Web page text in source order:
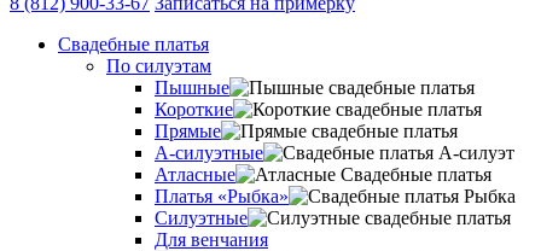
Свадебные платья
По силуэтам
Пышные
Короткие
Прямые
А-силуэтные
Атласные
Платья «Рыбка»
Силуэтные
Для венчания